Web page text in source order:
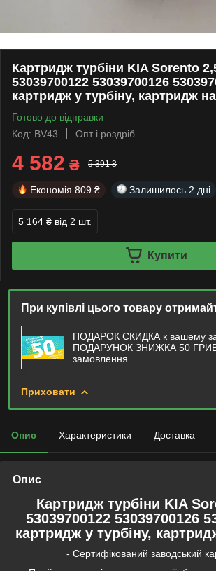
Картридж турбіни KIA Sorento
53039700122 53039700126
картридж у турбіну, картридж
Готово до відправки
Код: BV43
Опт і роздріб
4 582 ₴ 5 391 ₴
Економія 809 ₴ Залишилось 2 дні
5 164 ₴ від 2 шт.
Купити
При купівлі цього товару
ПОДАРОК СКИДКА к вашему
ПОДАРУНОК ЗНИЖКА 50
замовлення
Приховати
Опис Характеристики Доставка
Опис
Картридж турбіни KIA
53039700122 53039700126
картридж у турбіну,
- Сертифікований заводський